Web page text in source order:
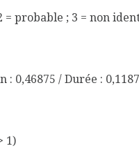
probable ; 3 = non
: 0,46875 / Durée :
1)